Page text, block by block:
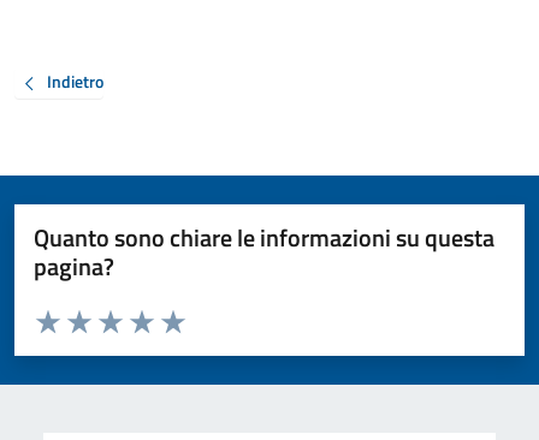
Indietro
Quanto sono chiare le informazioni su questa
pagina?
Valuta da 1 a 5 stelle la pagina
Valuta 5 stelle su 5
Valuta 4 stelle su 5
Valuta 3 stelle su 5
Valuta 2 stelle su 5
Valuta 1 stelle su 5